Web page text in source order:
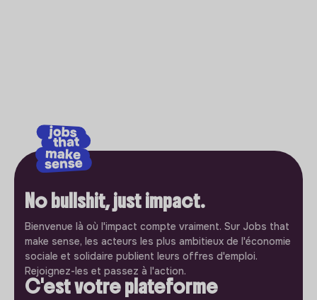
No bullshit, just impact.
Bienvenue là où l'impact compte vraiment. Sur Jobs that
make sense, les acteurs les plus ambitieux de l'économie
sociale et solidaire publient leurs offres d'emploi.
Rejoignez-les et passez à l'action.
C'est votre plateforme